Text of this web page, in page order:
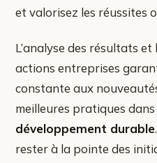
et valorisez les réussites
L’analyse des résultats
actions entreprises
constante aux
meilleures pratiques
développement durable
rester à la pointe des